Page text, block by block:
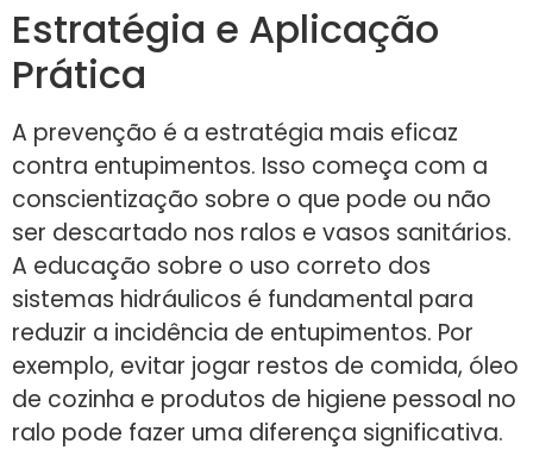
Estratégia e Aplicação
Prática
A prevenção é a estratégia mais eficaz
contra entupimentos. Isso começa com a
conscientização sobre o que pode ou não
ser descartado nos ralos e vasos sanitários.
A educação sobre o uso correto dos
sistemas hidráulicos é fundamental para
reduzir a incidência de entupimentos. Por
exemplo, evitar jogar restos de comida, óleo
de cozinha e produtos de higiene pessoal no
ralo pode fazer uma diferença significativa.